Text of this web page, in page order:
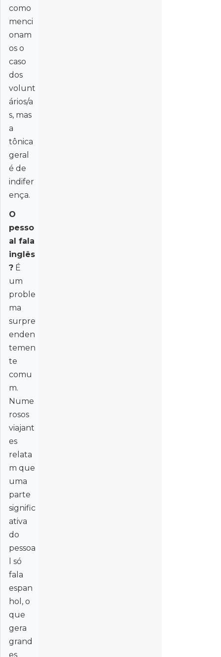
como
menci
onam
os o
caso
dos
volunt
ários/a
s, mas
a
tônica
geral
é de
indifer
ença.
O
pesso
al fala
inglês
? É
um
proble
ma
surpre
enden
temen
te
comu
m.
Nume
rosos
viajant
es
relata
m que
uma
parte
signific
ativa
do
pessoa
l só
fala
espan
hol, o
que
gera
grand
es